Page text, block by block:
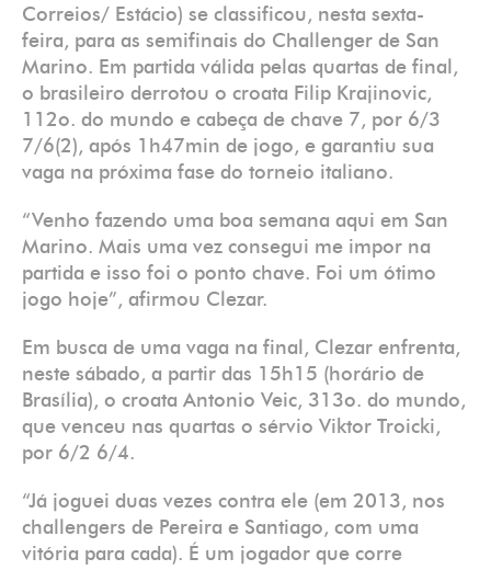
Correios/ Estácio) se classificou, nesta sexta-
feira, para as semifinais do Challenger de San
Marino. Em partida válida pelas quartas de final,
o brasileiro derrotou o croata Filip Krajinovic,
112o. do mundo e cabeça de chave 7, por 6/3
7/6(2), após 1h47min de jogo, e garantiu sua
vaga na próxima fase do torneio italiano.
“Venho fazendo uma boa semana aqui em San
Marino. Mais uma vez consegui me impor na
partida e isso foi o ponto chave. Foi um ótimo
jogo hoje”, afirmou Clezar.
Em busca de uma vaga na final, Clezar enfrenta,
neste sábado, a partir das 15h15 (horário de
Brasília), o croata Antonio Veic, 313o. do mundo,
que venceu nas quartas o sérvio Viktor Troicki,
por 6/2 6/4.
“Já joguei duas vezes contra ele (em 2013, nos
challengers de Pereira e Santiago, com uma
vitória para cada). É um jogador que corre